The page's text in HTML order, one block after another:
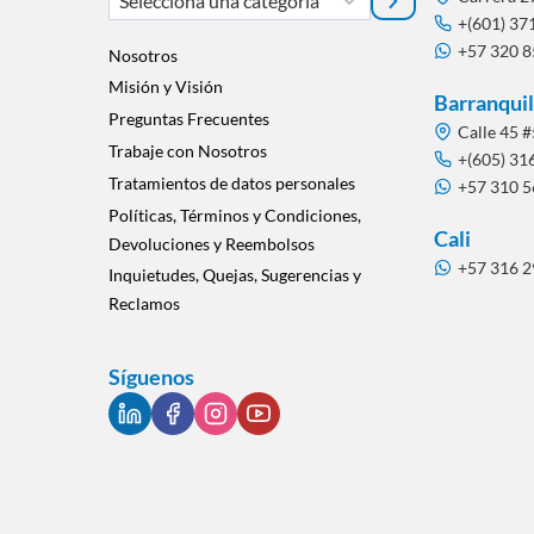
una
categoría
Nosotros
Misión y Visión
Preguntas Frecuentes
Trabaje con Nosotros
Tratamientos de datos personales
Políticas, Términos y Condiciones,
Devoluciones y Reembolsos
Inquietudes, Quejas, Sugerencias y
Reclamos
Síguenos
+(601)
+57 320
Calle 45
+(605)
+57 310
Cali
+57 316